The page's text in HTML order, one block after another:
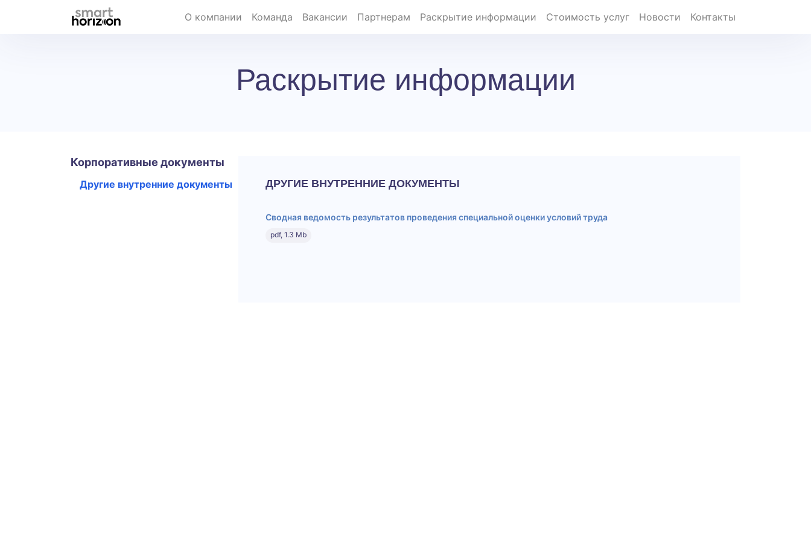
О компании Команда Вакансии Партнерам Раскрытие информации Стоимость услуг Новости Контакты
Раскрытие информации
Корпоративные документы
Другие внутренние документы ДРУГИЕ ВНУТРЕННИЕ ДОКУМЕНТЫ
Сводная ведомость результатов проведения специальной оценки условий труда
pdf, 1.3 Mb